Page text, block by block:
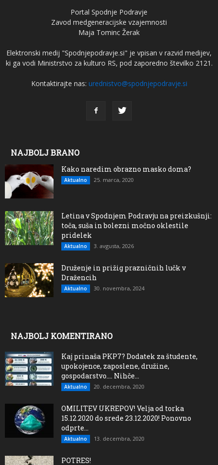
Portal Spodnje Podravje
Zavod medgeneracijske vzajemnosti
Maja Tominc Žerak
Elektronski medij "Spodnjepodravje.si" je vpisan v razvid medijev,
ki ga vodi Ministrstvo za kulturo RS, pod zaporedno številko 2121.
Kontaktirajte nas: urednistvo@spodnjepodravje.si
NAJBOLJ BRANO
Kako naredim obrazno masko doma?
Aktualno 25. marca, 2020
Letina v Spodnjem Podravju na preizkušnji:
toča, suša in bolezni močno oklestile
pridelek
Aktualno 3. avgusta, 2026
Druženje in prižig prazničnih lučk v
Dražencih
Aktualno 30. novembra, 2024
NAJBOLJ KOMENTIRANO
Kaj prinaša PKP7? Dodatek za študente,
upokojence, zaposlene, družine,
gospodarstvo…. Nihče...
Aktualno 20. decembra, 2020
OMILITEV UKREPOV! Velja od torka
15.12.2020 do srede 23.12.2020! Ponovno
odprte...
Aktualno 13. decembra, 2020
POTRES!